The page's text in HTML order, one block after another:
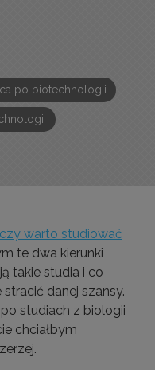
po biotechnologii
czy warto studiować
te dwa kierunki
takie studia i co
danej szansy.
studiach z biologii
chciałbym